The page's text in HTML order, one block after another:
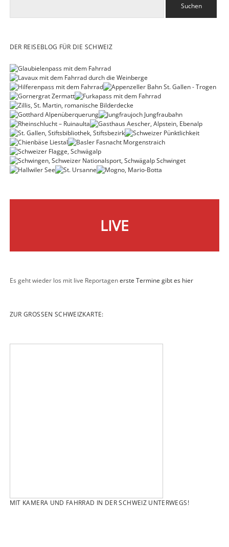
DER REISEBLOG FÜR DIE SCHWEIZ
LIVE
Es geht wieder los mit live Reportagenerste Termine gibt es hier
ZUR GROSSEN SCHWEIZKARTE:
MIT KAMERA UND FAHRRAD IN DER SCHWEIZ UNTERWEGS!